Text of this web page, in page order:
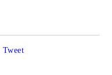
Tweet